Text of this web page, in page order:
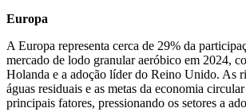
Europa
A Europa representa cerca de 29% da
mercado de lodo granular aeróbico em 2024,
Holanda e a adoção líder do Reino Unido. As
águas residuais e as metas da economia
principais fatores, pressionando os setores a